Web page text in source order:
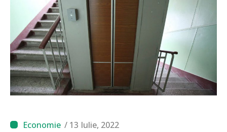
/ 13 Iulie, 2022